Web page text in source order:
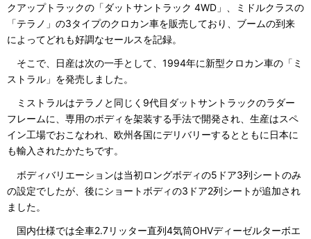
クアップトラックの「ダットサントラック 4WD」、ミドルクラスの
「テラノ」の3タイプのクロカン車を販売しており、ブームの到来
によってどれも好調なセールスを記録。
そこで、日産は次の一手として、1994年に新型クロカン車の「ミ
ストラル」を発売しました。
ミストラルはテラノと同じく9代目ダットサントラックのラダー
フレームに、専用のボディを架装する手法で開発され、生産はスペ
イン工場でおこなわれ、欧州各国にデリバリーするとともに日本に
も輸入されたかたちです。
ボディバリエーションは当初ロングボディの5ドア3列シートのみ
の設定でしたが、後にショートボディの3ドア2列シートが追加され
ました。
国内仕様では全車2.7リッター直列4気筒OHVディーゼルターボエ